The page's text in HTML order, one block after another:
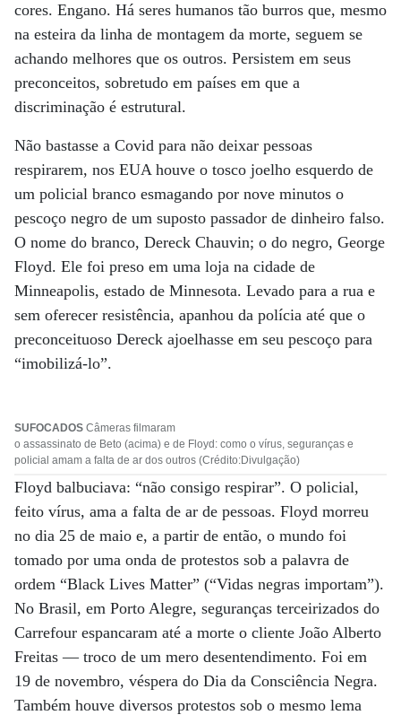
cores. Engano. Há seres humanos tão burros que, mesmo
na esteira da linha de montagem da morte, seguem se
achando melhores que os outros. Persistem em seus
preconceitos, sobretudo em países em que a
discriminação é estrutural.
Não bastasse a Covid para não deixar pessoas
respirarem, nos EUA houve o tosco joelho esquerdo de
um policial branco esmagando por nove minutos o
pescoço negro de um suposto passador de dinheiro falso.
O nome do branco, Dereck Chauvin; o do negro, George
Floyd. Ele foi preso em uma loja na cidade de
Minneapolis, estado de Minnesota. Levado para a rua e
sem oferecer resistência, apanhou da polícia até que o
preconceituoso Dereck ajoelhasse em seu pescoço para
“imobilizá-lo”.
SUFOCADOS Câmeras filmaram
o assassinato de Beto (acima) e de Floyd: como o vírus, seguranças e
policial amam a falta de ar dos outros (Crédito:Divulgação)
Floyd balbuciava: “não consigo respirar”. O policial,
feito vírus, ama a falta de ar de pessoas. Floyd morreu
no dia 25 de maio e, a partir de então, o mundo foi
tomado por uma onda de protestos sob a palavra de
ordem “Black Lives Matter” (“Vidas negras importam”).
No Brasil, em Porto Alegre, seguranças terceirizados do
Carrefour espancaram até a morte o cliente João Alberto
Freitas — troco de um mero desentendimento. Foi em
19 de novembro, véspera do Dia da Consciência Negra.
Também houve diversos protestos sob o mesmo lema